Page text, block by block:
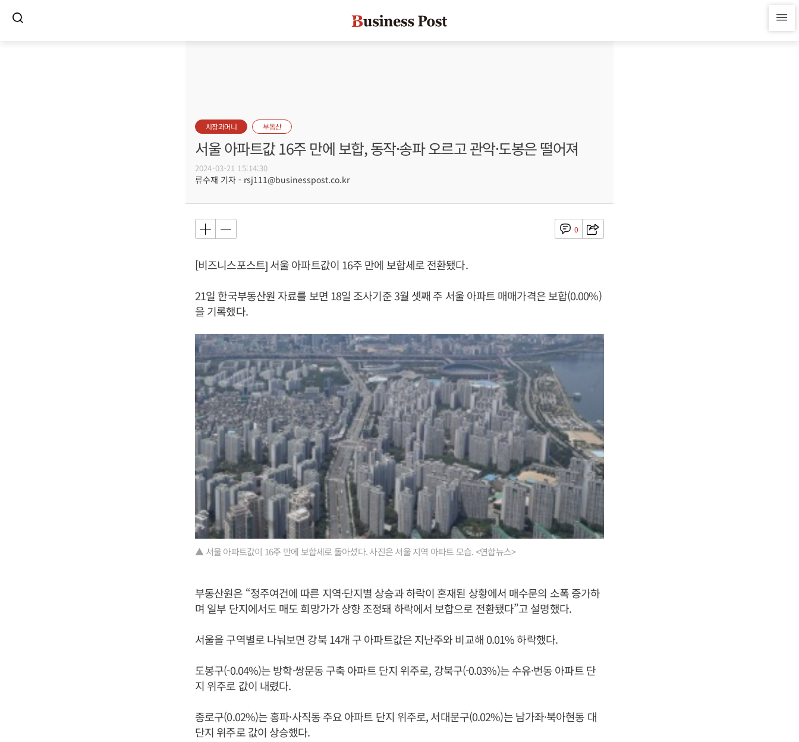
시장과머니 부동산
서울 아파트값 16주 만에 보합, 동작·송파 오르고 관악·도봉은 떨어져
2024-03-21 15:14:30
류수재 기자 - rsj111@businesspost.co.kr
0
[비즈니스포스트] 서울 아파트값이 16주 만에 보합세로 전환됐다.
21일 한국부동산원 자료를 보면 18일 조사기준 3월 셋째 주 서울 아파트 매매가격은 보합(0.00%)
을 기록했다.
▲ 서울 아파트값이 16주 만에 보합세로 돌아섰다. 사진은 서울 지역 아파트 모습. <연합뉴스>
부동산원은 “정주여건에 따른 지역·단지별 상승과 하락이 혼재된 상황에서 매수문의 소폭 증가하
며 일부 단지에서도 매도 희망가가 상향 조정돼 하락에서 보합으로 전환됐다”고 설명했다.
서울을 구역별로 나눠보면 강북 14개 구 아파트값은 지난주와 비교해 0.01% 하락했다.
도봉구(-0.04%)는 방학·쌍문동 구축 아파트 단지 위주로, 강북구(-0.03%)는 수유·번동 아파트 단
지 위주로 값이 내렸다.
종로구(0.02%)는 홍파·사직동 주요 아파트 단지 위주로, 서대문구(0.02%)는 남가좌·북아현동 대
단지 위주로 값이 상승했다.